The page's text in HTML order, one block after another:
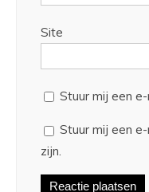
Site
Stuur mij een
Stuur mij een
zijn.